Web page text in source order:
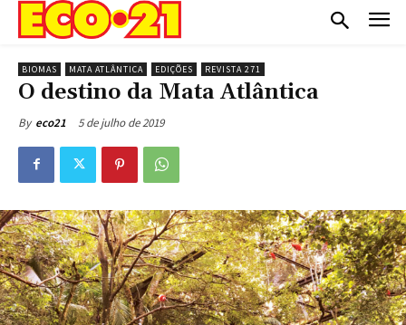
BIOMAS MATA ATLÂNTICA EDIÇÕES REVISTA 271
O destino da Mata Atlântica
By eco21 5 de julho de 2019